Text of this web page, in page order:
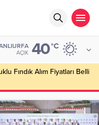
AÇIK 40°C
4 Bin 898 Kişiye Sıcak